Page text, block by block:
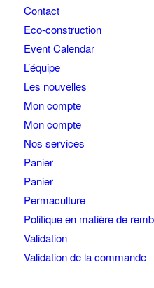
Contact
Eco-construction
Event Calendar
L’équipe
Les nouvelles
Mon compte
Mon compte
Nos services
Panier
Panier
Permaculture
Politique en matière de
Validation
Validation de la commande